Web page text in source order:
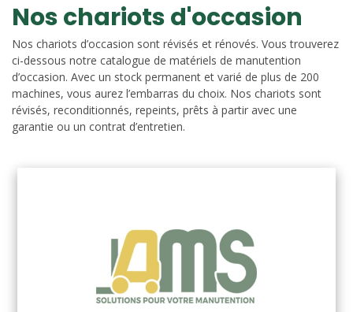
Nos chariots d'occasion
Nos chariots d’occasion sont révisés et rénovés. Vous trouverez
ci-dessous notre catalogue de matériels de manutention
d’occasion. Avec un stock permanent et varié de plus de 200
machines, vous aurez l’embarras du choix. Nos chariots sont
révisés, reconditionnés, repeints, prêts à partir avec une
garantie ou un contrat d’entretien.